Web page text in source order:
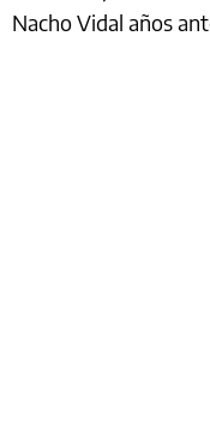
Nacho Vidal años